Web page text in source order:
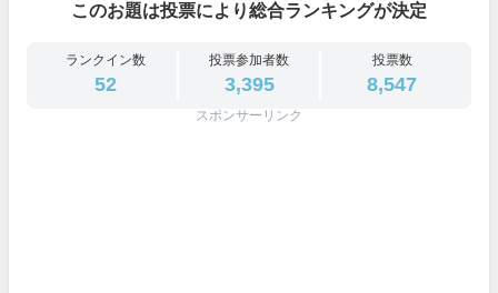
このお題は投票により総合ランキングが決定
ランクイン数
52
投票参加者数
3,395
投票数
8,547
スポンサーリンク